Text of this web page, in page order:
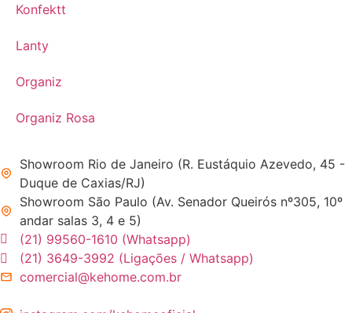
Konfektt
Lanty
Organiz
Organiz Rosa
Showroom Rio de Janeiro (R. Eustáquio Azevedo, 45 -
Duque de Caxias/RJ)
Showroom São Paulo (Av. Senador Queirós nº305, 10º
andar salas 3, 4 e 5)
(21) 99560-1610 (Whatsapp)
(21) 3649-3992 (Ligações / Whatsapp)
comercial@kehome.com.br